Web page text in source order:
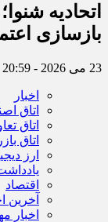
اتحادیه
بازسازی
23 می 2026 - 20:59
اخبار
اتاق
اتاق
اتاق
ارز
اقتصاد
آخرین
اخبار